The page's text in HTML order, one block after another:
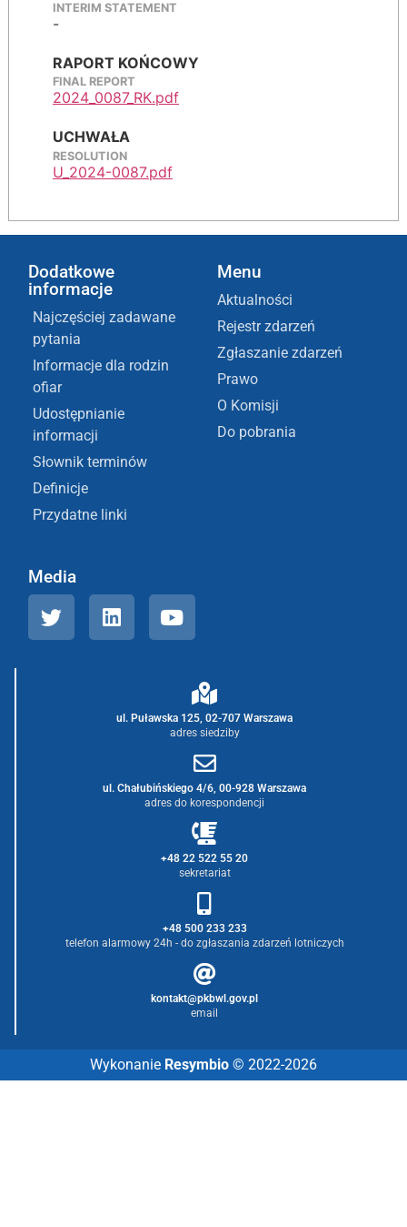
INTERIM STATEMENT
-
RAPORT KOŃCOWY
FINAL REPORT
2024_0087_RK.pdf
UCHWAŁA
RESOLUTION
U_2024-0087.pdf
Dodatkowe
informacje
Najczęściej zadawane
pytania
Informacje dla rodzin
ofiar
Udostępnianie
informacji
Słownik terminów
Definicje
Przydatne linki
Menu
Aktualności
Rejestr zdarzeń
Zgłaszanie zdarzeń
Prawo
O Komisji
Do pobrania
Media
ul. Puławska 125, 02-707 Warszawa
adres siedziby
ul. Chałubińskiego 4/6, 00-928 Warszawa
adres do korespondencji
+48 22 522 55 20
sekretariat
+48 500 233 233
telefon alarmowy 24h - do zgłaszania zdarzeń lotniczych
kontakt@pkbwl.gov.pl
email
Wykonanie Resymbio © 2022-2026